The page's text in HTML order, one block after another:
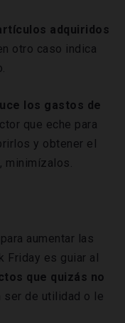
adquiridos
otro caso indica
los gastos de
que eche para
y obtener el
minimízalos.
aumentar las
Friday es guiar al
que quizás no
ser de utilidad o le